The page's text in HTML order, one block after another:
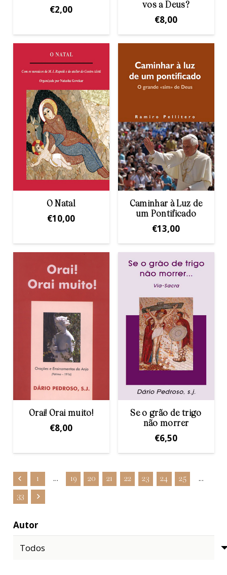
Autor
€2,00
vos a Deus?
€8,00
O Natal
€10,00
Caminhar à Luz de
um Pontificado
€13,00
Orai! Orai muito!
€8,00
Se o grão de trigo
não morrer
€6,50
1 … 19 20 21 22 23 24 25 …
33